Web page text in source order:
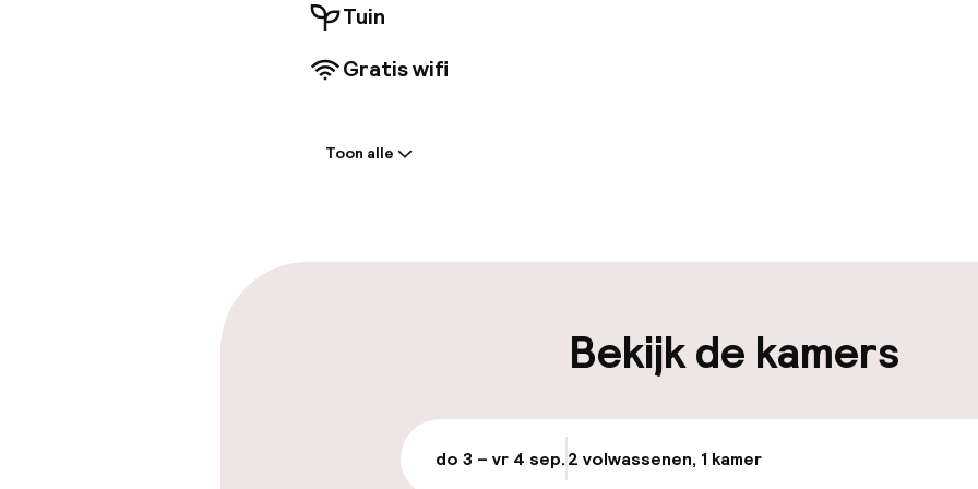
Tuin
Gratis wifi
Parkeergelegenheid op eigen
terrein (buiten)
Mogelijk extra kosten
Openbaar
Toon alle
Bekijk de kamers
do 3 – vr 4 sep.2 volwassenen, 1 kamer